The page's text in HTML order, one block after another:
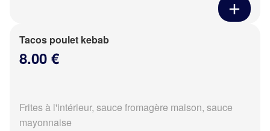
Tacos poulet kebab
8.00 €
Frites à l'intérieur, sauce fromagère maison, sauce
mayonnaise